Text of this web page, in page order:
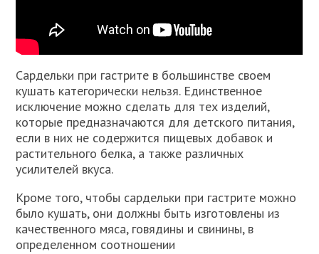
Сардельки при гастрите в большинстве своем
кушать категорически нельзя. Единственное
исключение можно сделать для тех изделий,
которые предназначаются для детского питания,
если в них не содержится пищевых добавок и
растительного белка, а также различных
усилителей вкуса.
Кроме того, чтобы сардельки при гастрите можно
было кушать, они должны быть изготовлены из
качественного мяса, говядины и свинины, в
определенном соотношении